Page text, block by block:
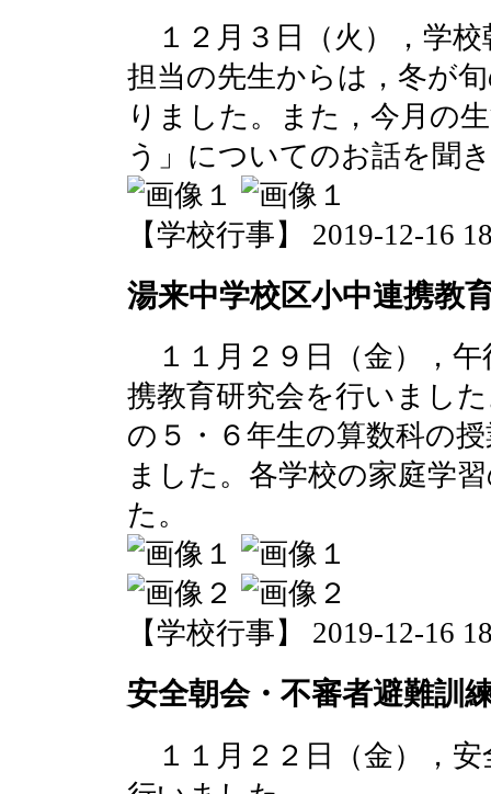
１２月３日（火），学
担当の先生からは，冬が
りました。また，今月の
う」についてのお話を聞
【学校行事】 2019-12-16
湯来中学校区小中連携教
１１月２９日（金），午
携教育研究会を行いまし
の５・６年生の算数科の
ました。各学校の家庭学
た。
【学校行事】 2019-12-16
安全朝会・不審者避難訓
１１月２２日（金），安